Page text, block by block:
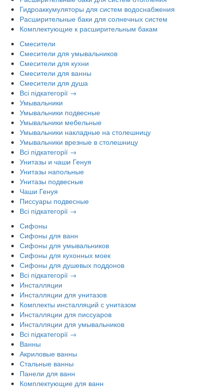
Гидроаккумуляторы для систем водоснабжения
Расширительные баки для солнечных систем
Комплектующие к расширительным бакам
Смесители
Смесители для умывальников
Смесители для кухни
Смесители для ванны
Смесители для душа
Всі підкатегорії →
Умывальники
Умывальники подвесные
Умывальники мебельные
Умывальники накладные на столешницу
Умывальники врезные в столешницу
Всі підкатегорії →
Унитазы и чаши Генуя
Унитазы напольные
Унитазы подвесные
Чаши Генуя
Писсуары подвесные
Всі підкатегорії →
Сифоны
Сифоны для ванн
Сифоны для умывальников
Сифоны для кухонных моек
Сифоны для душевых поддонов
Всі підкатегорії →
Инсталляции
Инсталляции для унитазов
Комплекты инсталляций с унитазом
Инсталляции для писсуаров
Инсталляции для умывальников
Всі підкатегорії →
Ванны
Акриловые ванны
Стальные ванны
Панели для ванн
Комплектующие для ванн